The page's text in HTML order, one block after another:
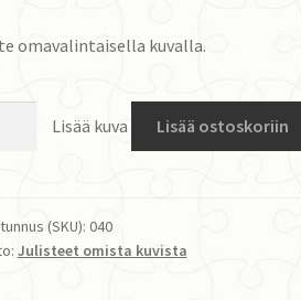
omavalintaisella kuvalla.
Lisää kuva Lisää ostoskoriin
(SKU): 040
Julisteet omista kuvista